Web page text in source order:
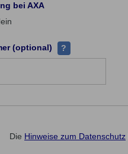
bei AXA
(optional) Ihre Vertrags-/
?
Die Hinweise zum Datenschutz